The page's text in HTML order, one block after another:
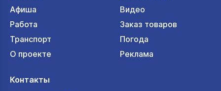
Афиша
Видео
Работа
Заказ товаров
Транспорт
Погода
О проекте
Реклама
Контакты